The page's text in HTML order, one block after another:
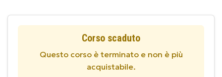
Corso scaduto
Questo corso è terminato e non è più
acquistabile.